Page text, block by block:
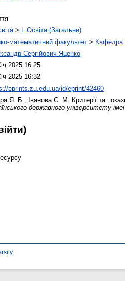
> L Освіта (Загальне)
математичний факультет > Кафедра
Сергійович Яценко
2025 16:25
2025 16:32
eprints.zu.edu.ua/id/eprint/42460
Я. Б., Іванова С. М. Критерії та
державного університету